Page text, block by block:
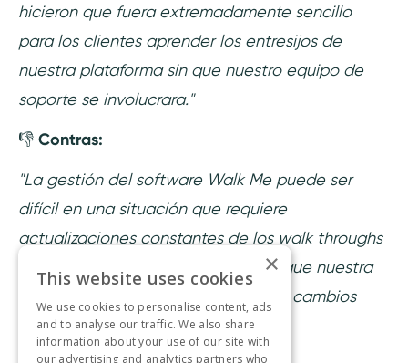
hicieron que fuera extremadamente sencillo
para los clientes aprender los entresijos de
nuestra plataforma sin que nuestro equipo de
soporte se involucrara."
👎 Contras:
"La gestión del software Walk Me puede ser
difícil en una situación que requiere
actualizaciones constantes de los walk throughs
digitales - durante períodos en los que nuestra
plataforma estaba experimentando cambios
significativos."
×
This website uses cookies
We use cookies to personalise content, ads
and to analyse our traffic. We also share
information about your use of our site with
our advertising and analytics partners who